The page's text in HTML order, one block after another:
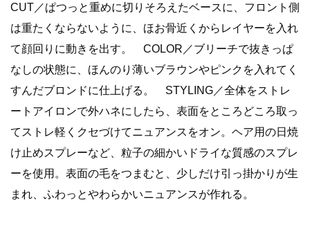
CUT／ぱつっと重めに切りそろえたベースに、フロント側
は重たくならないように、ほお骨近くからレイヤーを入れ
て顔回りに動きを出す。 COLOR／ブリーチで抜きっぱ
なしの状態に、ほんのり薄いブラウンやピンクを入れてく
すんだブロンドに仕上げる。 STYLING／全体をストレ
ートアイロンで外ハネにしたら、表面をところどころ取っ
てストレ軽くクセづけてニュアンスをオン。ヘア用の日焼
け止めスプレーなど、粒子の細かいドライな質感のスプレ
ーを使用。表面の毛をつまむと、少しだけ引っ掛かりが生
まれ、ふわっとやわらかいニュアンスが作れる。